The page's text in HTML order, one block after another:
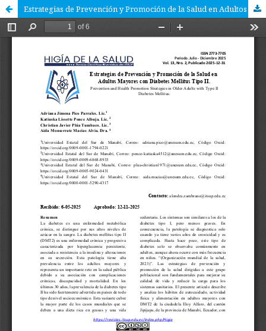
Estrategias de Prevención y Promoción de la Salud en Adultos Mayores con Diabetes Mellitus Tipo II